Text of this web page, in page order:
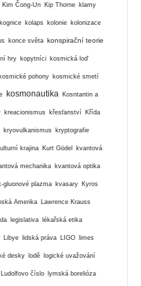
Kim Čong-Un Kip Thorne klamy
kognice kolaps kolonie kolonizace
konce světa konspirační teorie
hry kopytníci kosmická loď
kosmické pohony kosmické smetí
kosmonautika Kosntantin a
kreacionismus křesťanství Křída
kryovulkanismus kryptografie
krajina Kurt Gödel kvantová
mechanika kvantová optika
gluonové plazma kvasary Kyros
Amerika Lawrence Krauss
legislativa lékařská etika
Libye lidská práva LIGO limes
desky lodě logické uvažování
Ludolfovo číslo lymská borelióza